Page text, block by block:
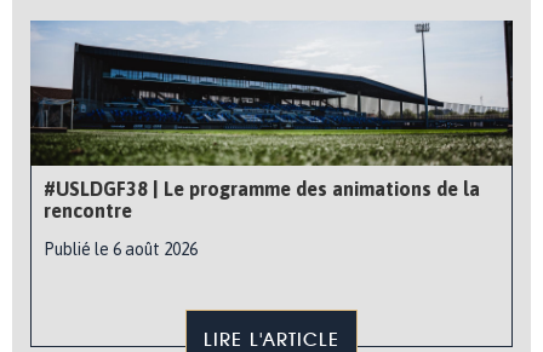
#USLDGF38 | Le programme des animations de la
rencontre
Publié le 6 août 2026
LIRE L'ARTICLE